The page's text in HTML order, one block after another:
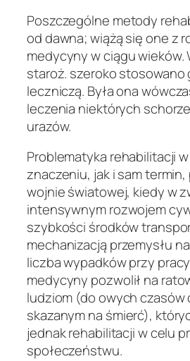
Poszczególne metody
od dawna; wiążą się one z
medycyny w ciągu wieków.
staroż. szeroko stosowano
leczniczą. Była ona
leczenia niektórych
urazów.
Problematyka rehabilitacji
znaczeniu, jak i sam termin,
wojnie światowej, kiedy w
intensywnym rozwojem
szybkości środków
mechanizacją przemysłu
liczba wypadków przy
medycyny pozwolił na
ludziom (do owych czasów
skazanym na śmierć),
jednak rehabilitacji w celu
społeczeństwu.